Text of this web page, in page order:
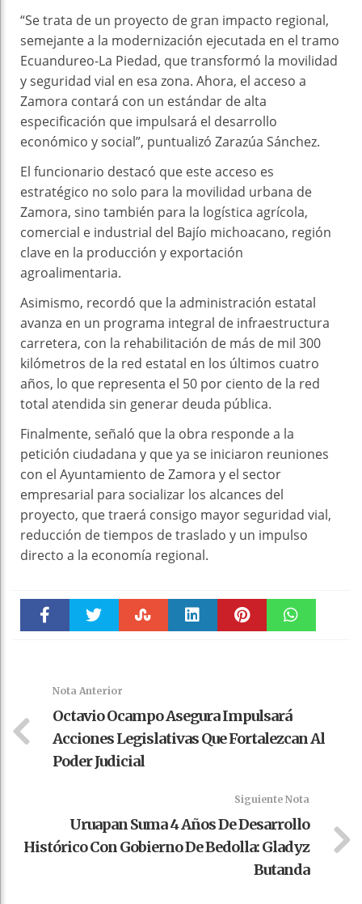
“Se trata de un proyecto de gran impacto regional,
semejante a la modernización ejecutada en el tramo
Ecuandureo-La Piedad, que transformó la movilidad
y seguridad vial en esa zona. Ahora, el acceso a
Zamora contará con un estándar de alta
especificación que impulsará el desarrollo
económico y social”, puntualizó Zarazúa Sánchez.
El funcionario destacó que este acceso es
estratégico no solo para la movilidad urbana de
Zamora, sino también para la logística agrícola,
comercial e industrial del Bajío michoacano, región
clave en la producción y exportación
agroalimentaria.
Asimismo, recordó que la administración estatal
avanza en un programa integral de infraestructura
carretera, con la rehabilitación de más de mil 300
kilómetros de la red estatal en los últimos cuatro
años, lo que representa el 50 por ciento de la red
total atendida sin generar deuda pública.
Finalmente, señaló que la obra responde a la
petición ciudadana y que ya se iniciaron reuniones
con el Ayuntamiento de Zamora y el sector
empresarial para socializar los alcances del
proyecto, que traerá consigo mayor seguridad vial,
reducción de tiempos de traslado y un impulso
directo a la economía regional.
Nota Anterior
Octavio Ocampo Asegura Impulsará
Acciones Legislativas Que Fortalezcan Al
Poder Judicial
Siguiente Nota
Uruapan Suma 4 Años De Desarrollo
Histórico Con Gobierno De Bedolla: Gladyz
Butanda